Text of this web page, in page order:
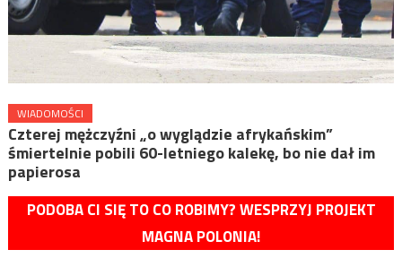
WIADOMOŚCI
Czterej mężczyźni „o wyglądzie afrykańskim”
śmiertelnie pobili 60-letniego kalekę, bo nie dał im
papierosa
PODOBA CI SIĘ TO CO ROBIMY? WESPRZYJ PROJEKT
MAGNA POLONIA!